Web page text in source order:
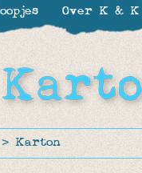
> Karton
Over K & K